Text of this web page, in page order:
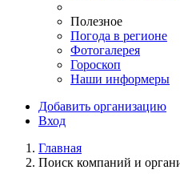
Полезное
Погода в регионе
Фотогалерея
Гороскоп
Наши информеры
Добавить организацию
Вход
Главная
Поиск компаний и